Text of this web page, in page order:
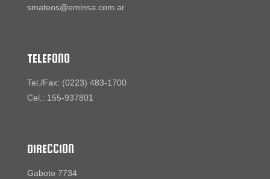
smateos@eminsa.com.ar
TELEFONO
Tel./Fax: (0223) 483-1700
Cel.: 155-937801
DIRECCION
Gaboto 7734